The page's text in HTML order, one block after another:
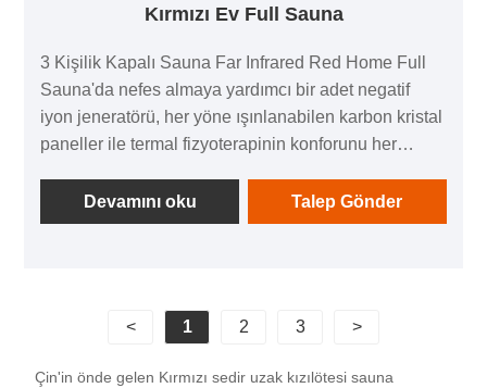
Kırmızı Ev Full Sauna
3 Kişilik Kapalı Sauna Far Infrared Red Home Full
Sauna'da nefes almaya yardımcı bir adet negatif
iyon jeneratörü, her yöne ışınlanabilen karbon kristal
paneller ile termal fizyoterapinin konforunu her
bulunmaktadır. Kullanırken her an dilediğiniz müziği
çalabilmeniz, gündüz yorgunluğunu üzerinizden
Devamını oku Talep Gönder
< 1 2 3 >
Çin'in önde gelen Kırmızı sedir uzak kızılötesi sauna